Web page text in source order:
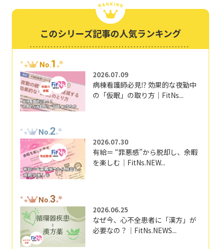
このシリーズ記事の人気ランキング
No.1
2026.07.09
病棟看護師必見⁉ 効果的な夜勤中
の「仮眠」の取り方｜FitNs...
No.2
2026.07.30
有給＝ “罪悪感”から脱却し、余暇
を楽しむ｜FitNs.NEW...
No.3
2026.06.25
なぜ今、心不全患者に「漢方」が
必要なの？｜FitNs.NEWS...